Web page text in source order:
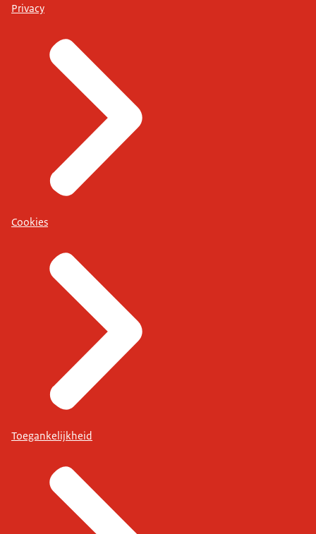
Privacy
Cookies
Toegankelijkheid